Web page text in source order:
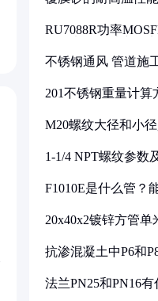
RU7088R功率
不锈钢通风 管道施
201不锈钢重量计算
M20螺纹大径和小
1-1/4 NPT螺纹参数
F1010E是什么管？
20x40x2镀锌方管
抗渗混凝土中P6和
法兰PN25和PN16有